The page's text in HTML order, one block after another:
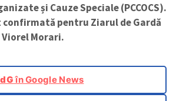
și Cauze Speciale (PCCOCS).
pentru Ziarul de Gardă
Viorel Morari.
în Google News